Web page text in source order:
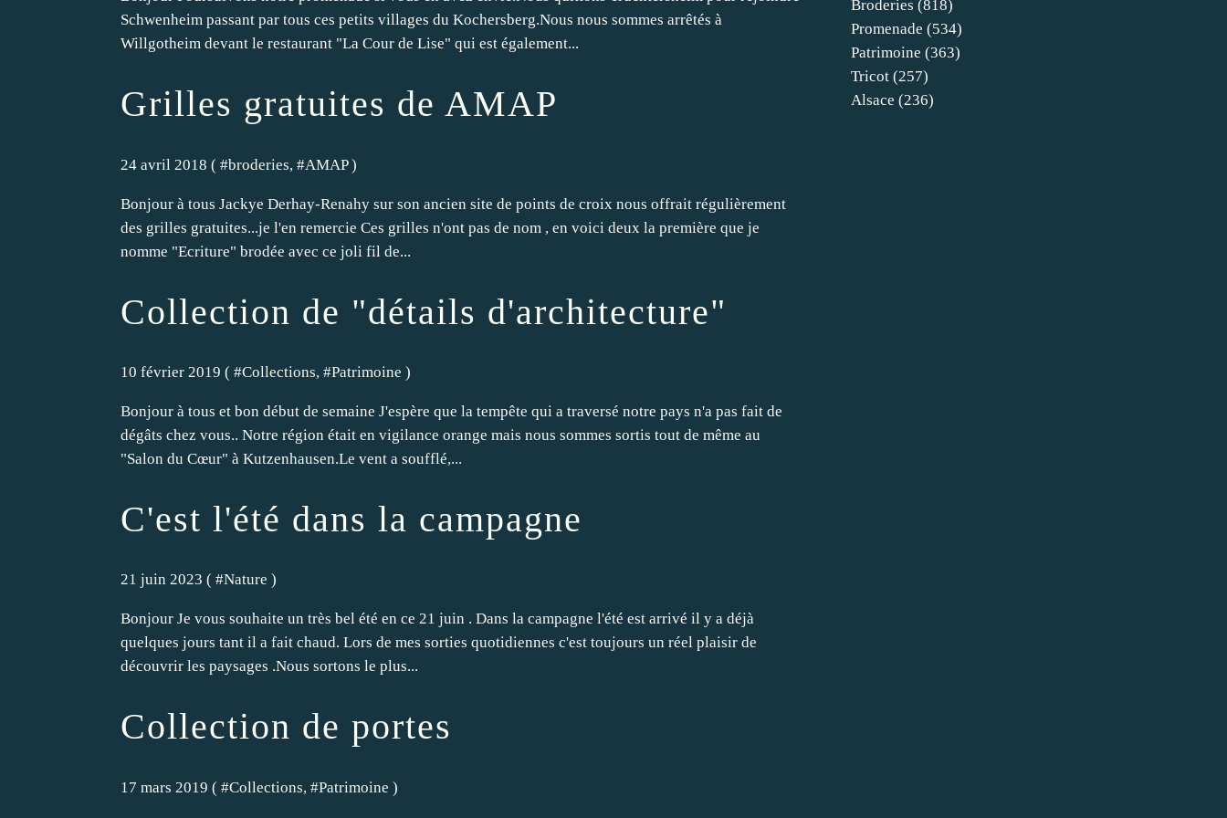
Schwenheim passant par tous ces petits villages du Kochersberg.Nous nous sommes arrêtés à
Willgotheim devant le restaurant "La Cour de Lise" qui est également...
Grilles gratuites de AMAP
24 avril 2018 ( #broderies, #AMAP)
Bonjour à tous Jackye Derhay-Renahy sur son ancien site de points de croix nous offrait régulièrement
des grilles gratuites...je l'en remercie Ces grilles n'ont pas de nom , en voici deux la première que je
nomme "Ecriture" brodée avec ce joli fil de...
Collection de "détails d'architecture"
10 février 2019 ( #Collections, #Patrimoine )
Bonjour à tous et bon début de semaine J'espère que la tempête qui a traversé notre pays n'a pas fait de
dégâts chez vous.. Notre région était en vigilance orange mais nous sommes sortis tout de même au
"Salon du Cœur" à Kutzenhausen.Le vent a soufflé,...
C'est l'été dans la campagne
21 juin 2023 ( #Nature )
Bonjour Je vous souhaite un très bel été en ce 21 juin . Dans la campagne l'été est arrivé il y a déjà
quelques jours tant il a fait chaud. Lors de mes sorties quotidiennes c'est toujours un réel plaisir de
découvrir les paysages .Nous sortons le plus...
Collection de portes
17 mars 2019 ( #Collections, #Patrimoine )
Broderies (818)
Promenade (534)
Patrimoine (363)
Tricot (257)
Alsace (236)